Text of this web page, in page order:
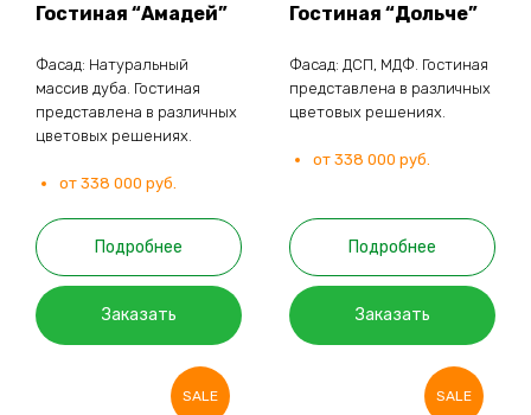
Гостиная “Амадей”
Фасад: Натуральный
массив дуба. Гостиная
представлена в различных
цветовых решениях.
от 338 000 руб.
Подробнее
Заказать
Гостиная “Дольче”
Фасад: ДСП, МДФ. Гостиная
представлена в различных
цветовых решениях.
от 338 000 руб.
Подробнее
Заказать
SALE SALE